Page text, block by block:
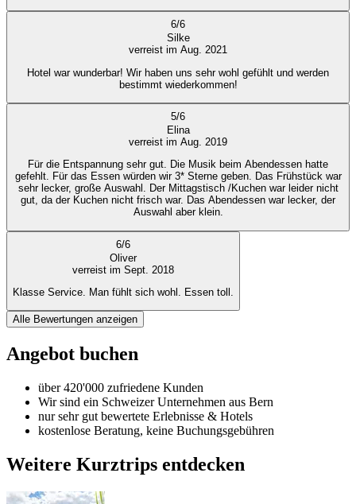
6/6
Silke
verreist im Aug. 2021
Hotel war wunderbar! Wir haben uns sehr wohl gefühlt und werden
bestimmt wiederkommen!
5/6
Elina
verreist im Aug. 2019
Für die Entspannung sehr gut. Die Musik beim Abendessen hatte
gefehlt. Für das Essen würden wir 3* Sterne geben. Das Frühstück war
sehr lecker, große Auswahl. Der Mittagstisch /Kuchen war leider nicht
gut, da der Kuchen nicht frisch war. Das Abendessen war lecker, der
Auswahl aber klein.
6/6
Oliver
verreist im Sept. 2018
Klasse Service. Man fühlt sich wohl. Essen toll.
Alle Bewertungen anzeigen
Angebot buchen
über 420'000 zufriedene Kunden
Wir sind ein Schweizer Unternehmen aus Bern
nur sehr gut bewertete Erlebnisse & Hotels
kostenlose Beratung, keine Buchungsgebühren
Weitere Kurztrips entdecken